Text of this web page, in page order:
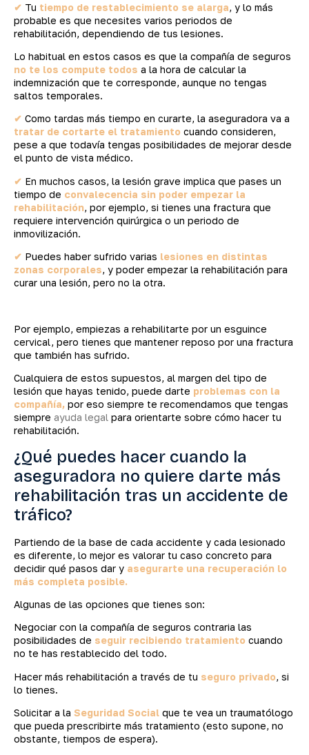
✔ Tu tiempo de restablecimiento se alarga, y lo más
probable es que necesites varios periodos de
rehabilitación, dependiendo de tus lesiones.
Lo habitual en estos casos es que la compañía de seguros
no te los compute todos a la hora de calcular la
indemnización que te corresponde, aunque no tengas
saltos temporales.
✔ Como tardas más tiempo en curarte, la aseguradora va a
tratar de cortarte el tratamiento cuando consideren,
pese a que todavía tengas posibilidades de mejorar desde
el punto de vista médico.
✔ En muchos casos, la lesión grave implica que pases un
tiempo de convalecencia sin poder empezar la
rehabilitación, por ejemplo, si tienes una fractura que
requiere intervención quirúrgica o un periodo de
inmovilización.
✔ Puedes haber sufrido varias lesiones en distintas
zonas corporales, y poder empezar la rehabilitación para
curar una lesión, pero no la otra.
Por ejemplo, empiezas a rehabilitarte por un esguince
cervical, pero tienes que mantener reposo por una fractura
que también has sufrido.
Cualquiera de estos supuestos, al margen del tipo de
lesión que hayas tenido, puede darte problemas con la
compañía, por eso siempre te recomendamos que tengas
siempre ayuda legal para orientarte sobre cómo hacer tu
rehabilitación.
¿Qué puedes hacer cuando la
aseguradora no quiere darte más
rehabilitación tras un accidente de
tráfico?
Partiendo de la base de cada accidente y cada lesionado
es diferente, lo mejor es valorar tu caso concreto para
decidir qué pasos dar y asegurarte una recuperación lo
más completa posible.
Algunas de las opciones que tienes son:
Negociar con la compañía de seguros contraria las
posibilidades de seguir recibiendo tratamiento cuando
no te has restablecido del todo.
Hacer más rehabilitación a través de tu seguro privado, si
lo tienes.
Solicitar a la Seguridad Social que te vea un traumatólogo
que pueda prescribirte más tratamiento (esto supone, no
obstante, tiempos de espera).